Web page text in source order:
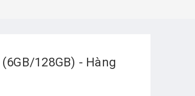
128GB) - Hàng